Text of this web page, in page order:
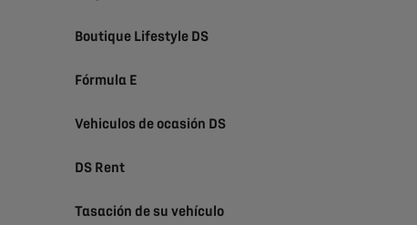
Boutique Lifestyle DS
Fórmula E
Vehiculos de ocasión DS
DS Rent
Tasación de su vehículo